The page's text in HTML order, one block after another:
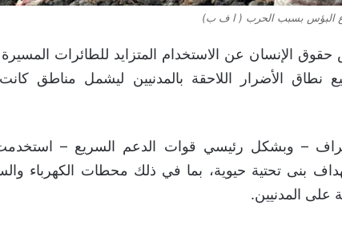
البؤس بسبب الحرب ( ا ف ب)
الإنسان عن الاستخدام المتزايد للطائرات المسيرة
نطاق الأضرار اللاحقة بالمدنيين ليشمل مناطق
– وبشكل رئيسي قوات الدعم السريع –
بنى تحتية حيوية، بما في ذلك محطات الكهرباء
على المدنيين.